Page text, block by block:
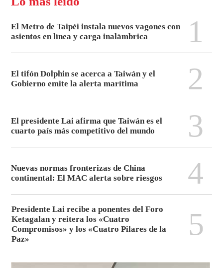
El Metro de Taipéi instala nuevos vagones con
asientos en línea y carga inalámbrica
1
El tifón Dolphin se acerca a Taiwán y el
Gobierno emite la alerta marítima
2
El presidente Lai afirma que Taiwán es el
cuarto país más competitivo del mundo
3
Nuevas normas fronterizas de China
continental: El MAC alerta sobre riesgos
4
Presidente Lai recibe a ponentes del Foro
Ketagalan y reitera los «Cuatro
Compromisos» y los «Cuatro Pilares de la
Paz»
5